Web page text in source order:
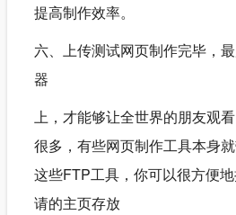
提高制作效率。
六、上传测试网页制作完毕，
器
上，才能够让全世界的朋友观
很多，有些网页制作工具本身
这些FTP工具，你可以很方便
请的主页存放